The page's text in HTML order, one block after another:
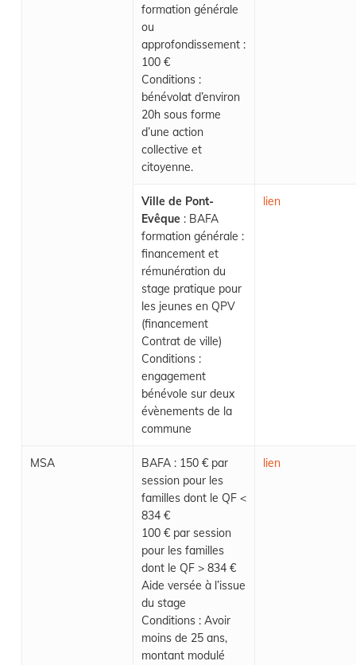
formation générale
ou
approfondissement :
100 €
Conditions :
bénévolat d’environ
20h sous forme
d’une action
collective et
citoyenne.
Ville de Pont-
Evêque : BAFA
formation générale :
financement et
rémunération du
stage pratique pour
les jeunes en QPV
(financement
Contrat de ville)
Conditions :
engagement
bénévole sur deux
évènements de la
commune
lien
MSA
BAFA : 150 € par
session pour les
familles dont le QF <
834 €
100 € par session
pour les familles
dont le QF > 834 €
Aide versée à l’issue
du stage
Conditions : Avoir
moins de 25 ans,
montant modulé
lien